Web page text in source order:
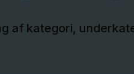
af kategori,